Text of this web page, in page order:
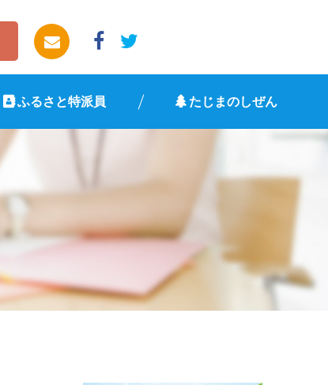
ふるさと特派員 たじまのしぜん